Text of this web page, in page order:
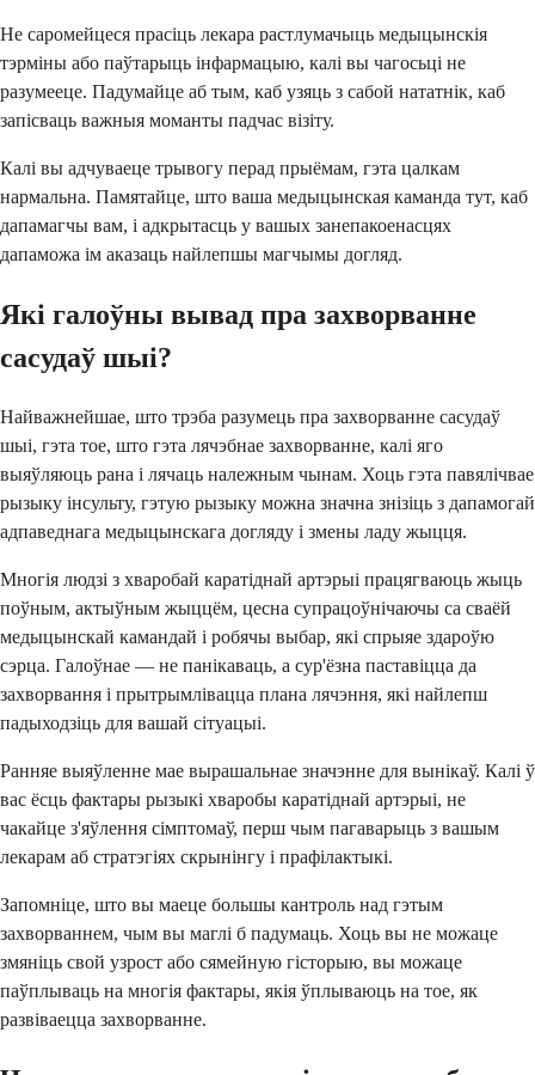
Не саромейцеся прасіць лекара растлумачыць медыцынскія
тэрміны або паўтарыць інфармацыю, калі вы чагосьці не
разумееце. Падумайце аб тым, каб узяць з сабой нататнік, каб
запісваць важныя моманты падчас візіту.
Калі вы адчуваеце трывогу перад прыёмам, гэта цалкам
нармальна. Памятайце, што ваша медыцынская каманда тут, каб
дапамагчы вам, і адкрытасць у вашых занепакоенасцях
дапаможа ім аказаць найлепшы магчымы догляд.
Які галоўны вывад пра захворванне
сасудаў шыі?
Найважнейшае, што трэба разумець пра захворванне сасудаў
шыі, гэта тое, што гэта лячэбнае захворванне, калі яго
выяўляюць рана і лячаць належным чынам. Хоць гэта павялічвае
рызыку інсульту, гэтую рызыку можна значна знізіць з дапамогай
адпаведнага медыцынскага догляду і змены ладу жыцця.
Многія людзі з хваробай каратіднай артэрыі працягваюць жыць
поўным, актыўным жыццём, цесна супрацоўнічаючы са сваёй
медыцынскай камандай і робячы выбар, які спрыяе здароўю
сэрца. Галоўнае — не панікаваць, а сур'ёзна паставіцца да
захворвання і прытрымлівацца плана лячэння, які найлепш
падыходзіць для вашай сітуацыі.
Ранняе выяўленне мае вырашальнае значэнне для вынікаў. Калі ў
вас ёсць фактары рызыкі хваробы каратіднай артэрыі, не
чакайце з'яўлення сімптомаў, перш чым пагаварыць з вашым
лекарам аб стратэгіях скрынінгу і прафілактыкі.
Запомніце, што вы маеце большы кантроль над гэтым
захворваннем, чым вы маглі б падумаць. Хоць вы не можаце
змяніць свой узрост або сямейную гісторыю, вы можаце
паўплываць на многія фактары, якія ўплываюць на тое, як
развіваецца захворванне.